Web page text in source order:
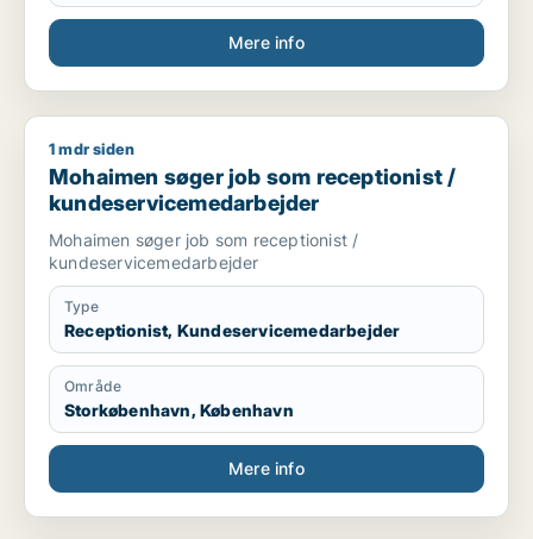
Mere info
Mohaimen søger job som receptionist /
1 mdr siden
Mohaimen søger job som receptionist /
kundeservicemedarbejder
Mohaimen søger job som receptionist /
kundeservicemedarbejder
Type
Receptionist, Kundeservicemedarbejder
Område
Storkøbenhavn, København
Mere info